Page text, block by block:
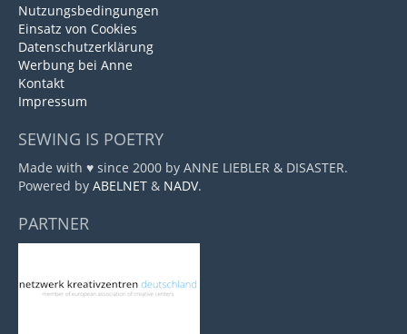
Nutzungsbedingungen
Einsatz von Cookies
Datenschutzerklärung
Werbung bei Anne
Kontakt
Impressum
SEWING IS POETRY
Made with ♥ since 2000 by ANNE LIEBLER & DISASTER.
Powered by ABELNET & NADV.
PARTNER